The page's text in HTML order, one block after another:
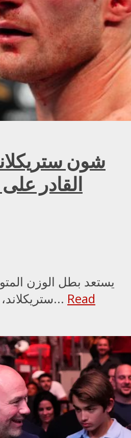
شون
القادر
يستعد بطل الوزن
ستريكلاند، للعودة إلى الأضواء... Read